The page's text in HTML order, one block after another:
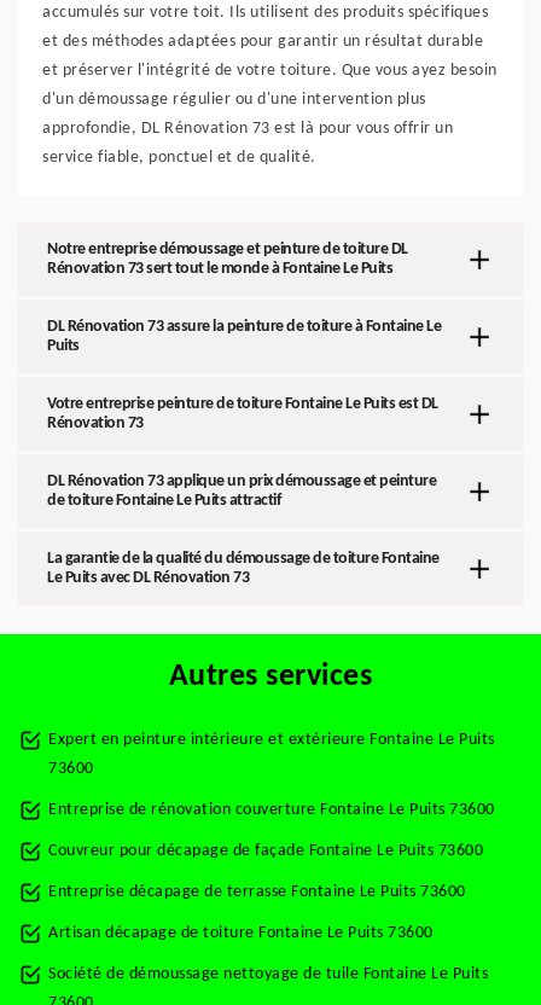
accumulés sur votre toit. Ils utilisent des produits spécifiques
et des méthodes adaptées pour garantir un résultat durable
et préserver l'intégrité de votre toiture. Que vous ayez besoin
d'un démoussage régulier ou d'une intervention plus
approfondie, DL Rénovation 73 est là pour vous offrir un
service fiable, ponctuel et de qualité.
Notre entreprise démoussage et peinture de toiture DL
Rénovation 73 sert tout le monde à Fontaine Le Puits
DL Rénovation 73 assure la peinture de toiture à Fontaine Le
Puits
Votre entreprise peinture de toiture Fontaine Le Puits est DL
Rénovation 73
DL Rénovation 73 applique un prix démoussage et peinture
de toiture Fontaine Le Puits attractif
La garantie de la qualité du démoussage de toiture Fontaine
Le Puits avec DL Rénovation 73
Autres services
Expert en peinture intérieure et extérieure Fontaine Le Puits
73600
Entreprise de rénovation couverture Fontaine Le Puits 73600
Couvreur pour décapage de façade Fontaine Le Puits 73600
Entreprise décapage de terrasse Fontaine Le Puits 73600
Artisan décapage de toiture Fontaine Le Puits 73600
Société de démoussage nettoyage de tuile Fontaine Le Puits